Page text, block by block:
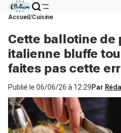
Accueil Cuisine
Cette ballotine de
italienne bluffe
faites pas cette
Publié le 06/06/26 à 12:29 Par